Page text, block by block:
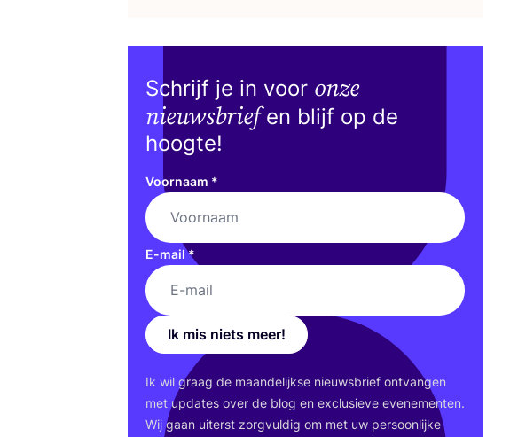
Schrijf je in voor onze
nieuwsbriefen blijf op de
hoogte!
Voornaam *
E-mail*
Ik mis niets meer!
Ik wil graag de maan­de­lijk­se nieuws­brief ont­van­gen
met upda­tes over de blog en exclu­sie­ve eve­ne­men­ten.
Wij gaan uiterst zorg­vul­dig om met uw per­soon­lij­ke